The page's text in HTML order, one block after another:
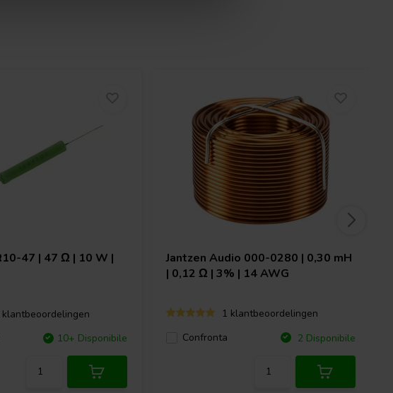
47 | 47 Ω | 10 W |
klantbeoordelingen
10+ Disponibile
Jantzen Audio 000-0280 | 0,30 mH
| 0,12 Ω | 3% | 14 AWG
1 klantbeoordelingen
Confronta
2 Disponibile